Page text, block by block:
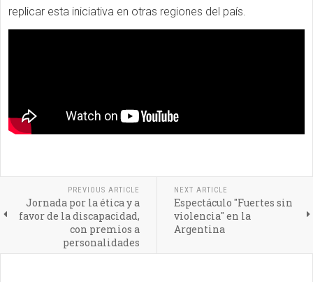
replicar esta iniciativa en otras regiones del país.
PREVIOUS ARTICLE
Jornada por la ética y a
favor de la discapacidad,
con premios a
personalidades
NEXT ARTICLE
Espectáculo "Fuertes sin
violencia" en la
Argentina